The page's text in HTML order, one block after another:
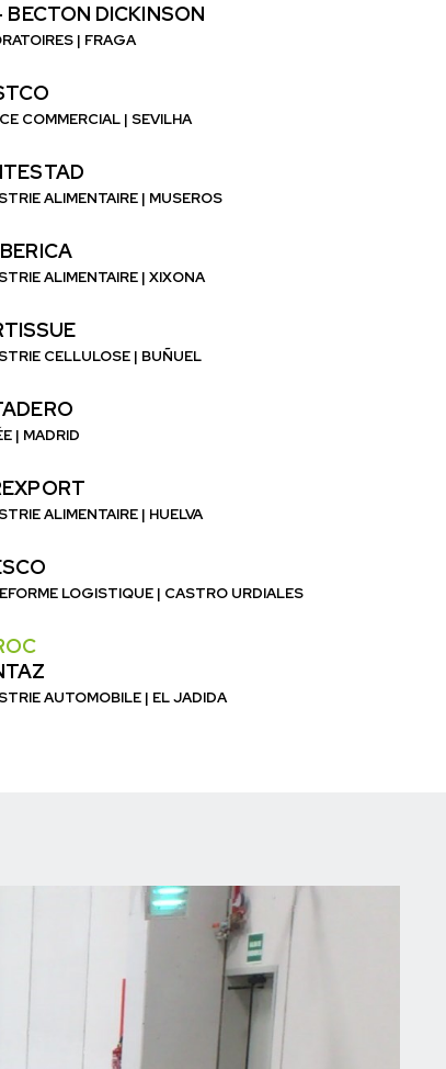
BECTON DICKINSON
| FRAGA
COMMERCIAL | SEVILHA
ALIMENTAIRE | MUSEROS
ALIMENTAIRE | XIXONA
CELLULOSE | BUÑUEL
| MADRID
ALIMENTAIRE | HUELVA
LOGISTIQUE | CASTRO URDIALES
AUTOMOBILE | EL JADIDA